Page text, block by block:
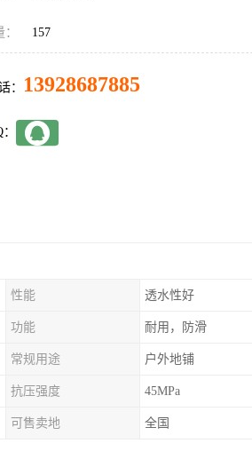
157
： 13928687885
性能 透水性好
功能 耐用，防滑
常规用途 户外地铺
抗压强度 45MPa
可售卖地 全国